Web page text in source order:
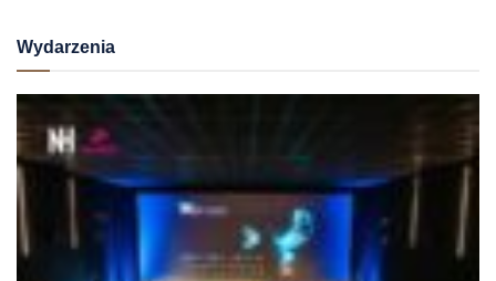
Wydarzenia